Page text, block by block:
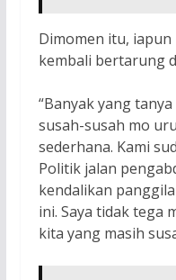
Dimomen itu,
kembali bertarung
“Banyak yang
susah-susah mo
sederhana. Kami
Politik jalan
kendalikan
ini. Saya tidak tega
kita yang masih